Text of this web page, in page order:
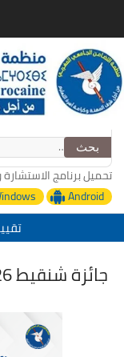
Skip
to
content
البحث
عن:
تحميل برنامج
Android
جائزة شنقيط 2026